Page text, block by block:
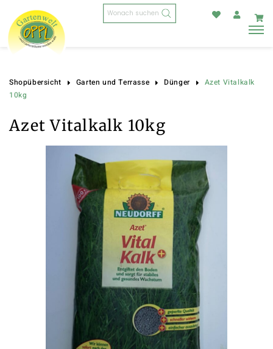
Products
search
Shopübersicht Garten und Terrasse Dünger
Azet Vitalkalk
10kg
Azet Vitalkalk 10kg